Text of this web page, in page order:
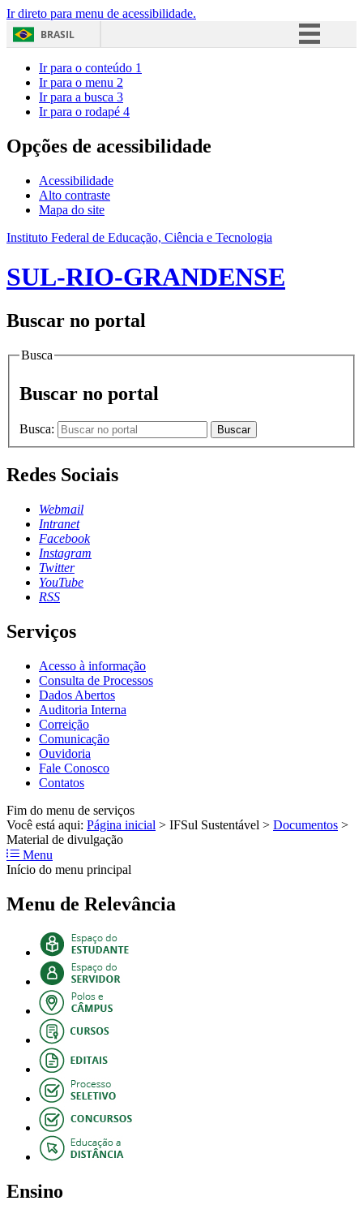
Ir direto para menu de acessibilidade.
BRASIL
Acesso à informação
Ir para o conteúdo 1
Ir para o menu 2
Ir para a busca 3
Ir para o rodapé 4
Opções de acessibilidade
Acessibilidade
Alto contraste
Mapa do site
Instituto Federal de Educação, Ciência e Tecnologia
SUL-RIO-GRANDENSE
Buscar no portal
Busca
Buscar no portal
Busca: Buscar
Redes Sociais
Webmail
Intranet
Facebook
Instagram
Twitter
YouTube
RSS
Serviços
Acesso à informação
Consulta de Processos
Dados Abertos
Auditoria Interna
Correição
Comunicação
Ouvidoria
Fale Conosco
Contatos
Fim do menu de serviços
Você está aqui: Página inicial > IFSul Sustentável > Documentos >
Material de divulgação
Menu
Início do menu principal
Menu de Relevância
Ensino